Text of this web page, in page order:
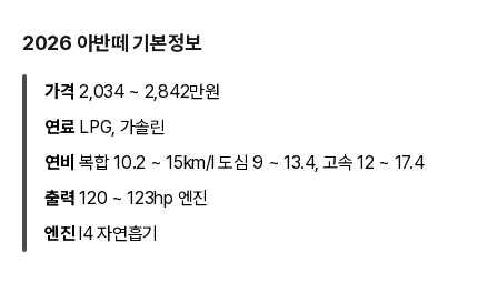
2026 아반떼 기본정보
가격 2,034 ~ 2,842만원
연료LPG, 가솔린
연비 복합 10.2 ~ 15km/l 도심 9 ~ 13.4, 고속 12 ~ 17.4
출력 120 ~ 123hp 엔진
엔진l4 자연흡기